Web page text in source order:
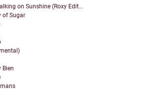
on Sunshine (Roxy Edit...
of Sugar
Bien